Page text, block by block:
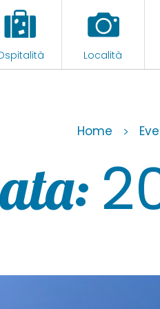
Località
Home >